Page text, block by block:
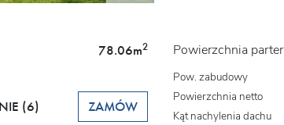
78.06m2 Powierzchnia parter
(6) ZAMÓW
Pow. zabudowy
Powierzchnia netto
Kąt nachylenia dachu